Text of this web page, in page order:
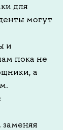
для
могут
и
пока не
а
заменяя